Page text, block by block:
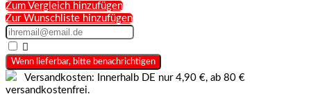
Zum Vergleich hinzufügen
Zur Wunschliste hinzufügen

Wenn lieferbar, bitte benachrichtigen
Versandkosten: Innerhalb DE nur 4,90 €, ab 80 €
versandkostenfrei.